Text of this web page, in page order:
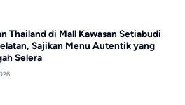
Thailand di Mall Kawasan Setiabudi
Sajikan Menu Autentik yang
Selera